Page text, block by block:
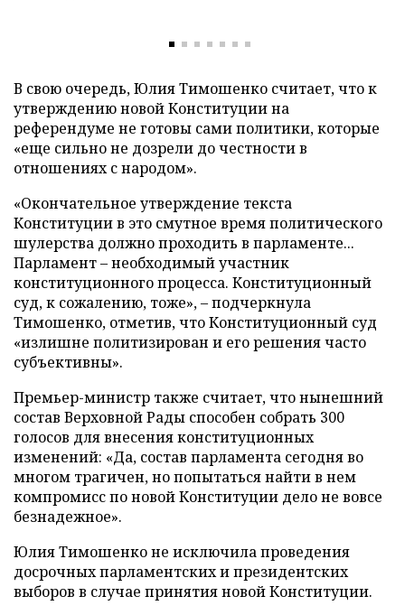
В свою очередь, Юлия Тимошенко считает, что к
утверждению новой Конституции на
референдуме не готовы сами политики, которые
«еще сильно не дозрели до честности в
отношениях с народом».
«Окончательное утверждение текста
Конституции в это смутное время политического
шулерства должно проходить в парламенте...
Парламент – необходимый участник
конституционного процесса. Конституционный
суд, к сожалению, тоже», – подчеркнула
Тимошенко, отметив, что Конституционный суд
«излишне политизирован и его решения часто
субъективны».
Премьер-министр также считает, что нынешний
состав Верховной Рады способен собрать 300
голосов для внесения конституционных
изменений: «Да, состав парламента сегодня во
многом трагичен, но попытаться найти в нем
компромисс по новой Конституции дело не вовсе
безнадежное».
Юлия Тимошенко не исключила проведения
досрочных парламентских и президентских
выборов в случае принятия новой Конституции.